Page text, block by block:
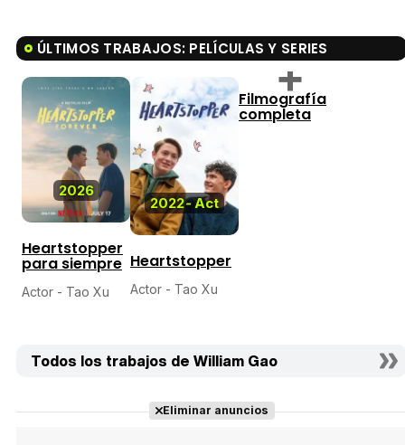
ÚLTIMOS TRABAJOS: PELÍCULAS Y SERIES
2026
Heartstopper
para siempre
Actor - Tao Xu
2022-Act
Heartstopper
Actor - Tao Xu
Filmografía
completa
Todos los trabajos de William Gao
Eliminar anuncios